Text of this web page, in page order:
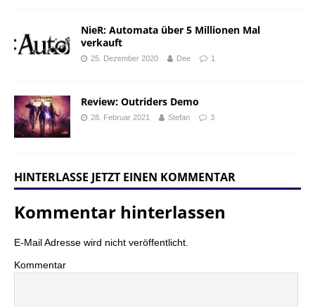
NieR: Automata über 5 Millionen Mal
verkauft
25. Dezember 2020 Dee 1
Review: Outriders Demo
28. Februar 2021 Stefan 3
HINTERLASSE JETZT EINEN KOMMENTAR
Kommentar hinterlassen
E-Mail Adresse wird nicht veröffentlicht.
Kommentar